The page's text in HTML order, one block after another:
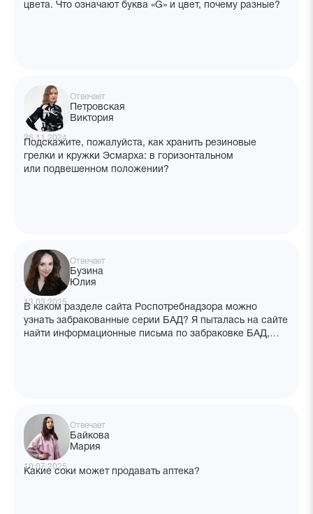
цвета. Что означают буква «G» и цвет, почему разные?
Отвечает
Петровская
Виктория
26.11.2024
Подскажите, пожалуйста, как хранить резиновые
грелки и кружки Эсмарха: в горизонтальном
или подвешенном положении?
Отвечает
Бузина
Юлия
13.03.2025
В каком разделе сайта Роспотребнадзора можно
узнать забракованные серии БАД? Я пыталась на сайте
найти информационные письма по забраковке БАД,
Отвечает
Байкова
Мария
10.07.2025
Какие соки может продавать аптека?